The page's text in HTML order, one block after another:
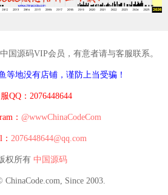
国源码VIP会员，有意者请与客服联系。
等地没有店铺，谨防上当受骗！
QQ：2076448644
： @wwwChinaCodeCom
2076448644@qq.com
权所有 中国源码
Since 2003.